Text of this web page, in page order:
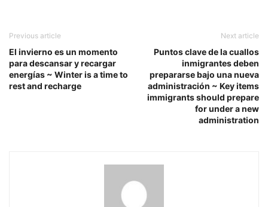
Previous article
El invierno es un momento
para descansar y recargar
energías ~ Winter is a time to
rest and recharge
Next article
Puntos clave de la cuallos
inmigrantes deben
prepararse bajo una nueva
administración ~ Key items
immigrants should prepare
for under a new
administration